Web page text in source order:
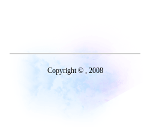
Copyright © , 2008